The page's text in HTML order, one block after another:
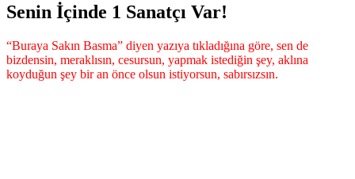
Senin İçinde 1 Sanatçı Var!
“Buraya Sakın Basma” diyen yazıya tıkladığına göre, sen de
bizdensin, meraklısın, cesursun, yapmak istediğin şey, aklına
koyduğun şey bir an önce olsun istiyorsun, sabırsızsın.